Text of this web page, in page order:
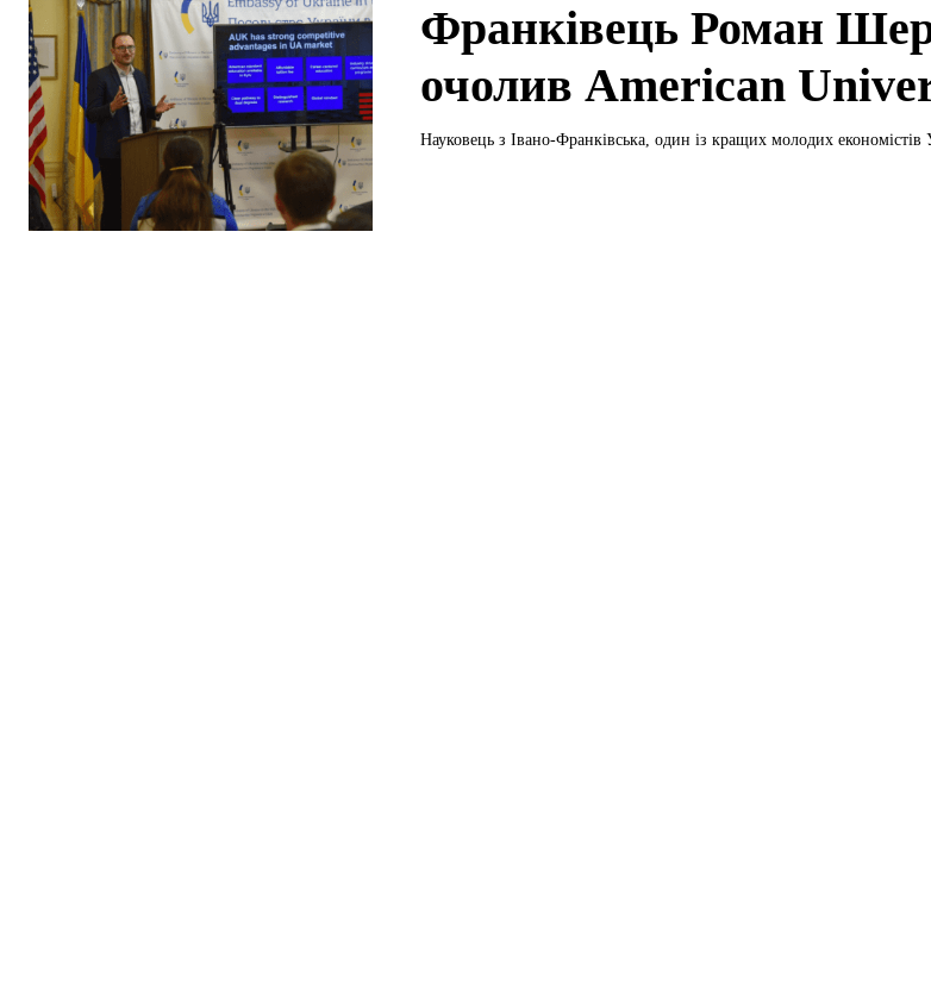
Франківець Роман
очолив American
Науковець з Івано-Франківська, один із кращих молодих економістів